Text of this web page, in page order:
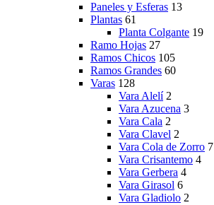
Paneles y Esferas 13
Plantas 61
Planta Colgante 19
Ramo Hojas 27
Ramos Chicos 105
Ramos Grandes 60
Varas 128
Vara Alelí 2
Vara Azucena 3
Vara Cala 2
Vara Clavel 2
Vara Cola de Zorro 7
Vara Crisantemo 4
Vara Gerbera 4
Vara Girasol 6
Vara Gladiolo 2